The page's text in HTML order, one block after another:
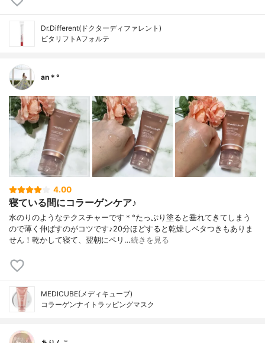
Dr.Different(ドクターディファレント)
ビタリフトAフォルテ
an＊°
4.00
寝ている間にコラーゲンケア♪
水のりのようなテクスチャーです＊°たっぷり塗ると垂れてきてしまう
ので薄く伸ばすのがコツです♪20分ほどすると乾燥しベタつきもありま
せん！乾かして寝て、翌朝にペリ…続きを見る
MEDICUBE(メディキューブ)
コラーゲンナイトラッピングマスク